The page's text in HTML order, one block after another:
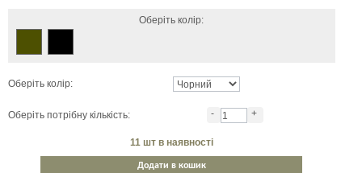
Оберіть колір:
Оберіть колір:
Оберіть потрібну кількість: - +
11 шт в наявності
Додати в кошик